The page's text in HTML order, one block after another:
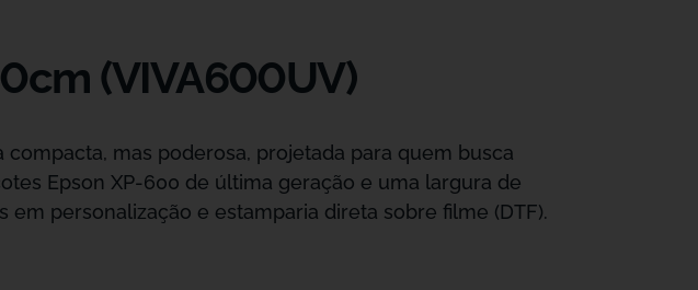
(VIVA600UV)
compacta, mas poderosa, projetada para quem busca
Epson XP-600 de última geração e uma largura de
personalização e estamparia direta sobre filme (DTF).